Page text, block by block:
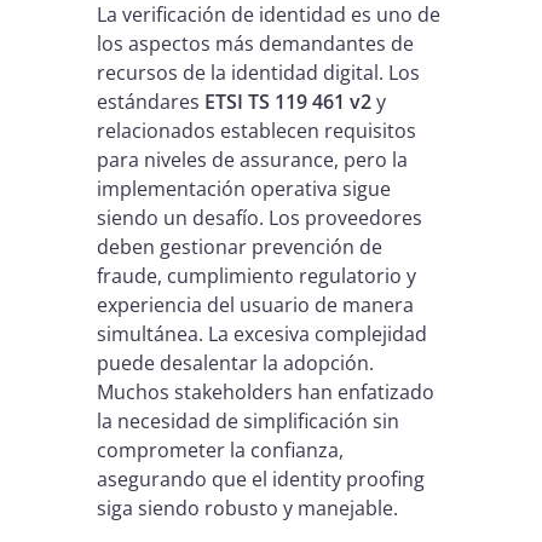
La verificación de identidad es uno de
los aspectos más demandantes de
recursos de la identidad digital. Los
estándares ETSI TS 119 461 v2y
relacionados establecen requisitos
para niveles de assurance, pero la
implementación operativa sigue
siendo un desafío. Los proveedores
deben gestionar prevención de
fraude, cumplimiento regulatorio y
experiencia del usuario de manera
simultánea. La excesiva complejidad
puede desalentar la adopción.
Muchos stakeholders han enfatizado
la necesidad de simplificación sin
comprometer la confianza,
asegurando que el identity proofing
siga siendo robusto y manejable.